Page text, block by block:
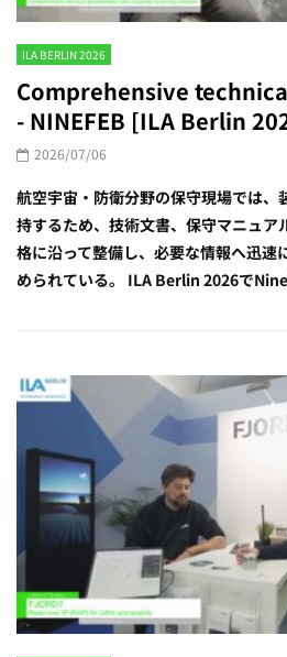
ILA BERLIN 2026
Comprehensive
- NINEFEB [ILA Berlin
2026/07/06
航空宇宙・防衛分野の保守現場では、
持するため、技術文書、保守マニュア
格に沿って整備し、必要な情報へ迅速
められている。 ILA Berlin 2026で